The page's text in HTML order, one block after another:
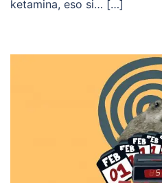
ketamina, eso si… […]